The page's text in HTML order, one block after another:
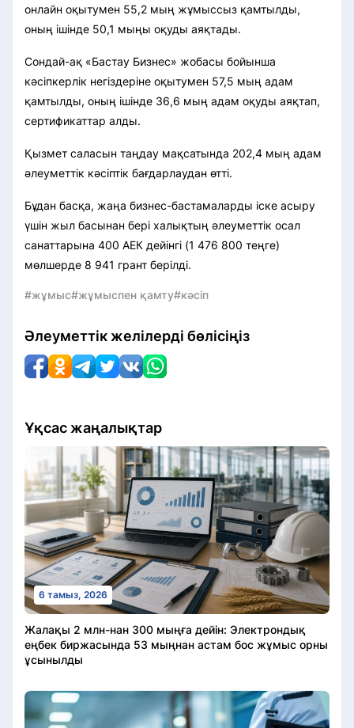
онлайн оқытумен 55,2 мың жұмыссыз қамтылды,
оның ішінде 50,1 мыңы оқуды аяқтады.
Сондай-ақ «Бастау Бизнес» жобасы бойынша
кәсіпкерлік негіздеріне оқытумен 57,5 мың адам
қамтылды, оның ішінде 36,6 мың адам оқуды аяқтап,
сертификаттар алды.
Қызмет саласын таңдау мақсатында 202,4 мың адам
әлеуметтік кәсіптік бағдарлаудан өтті.
Бұдан басқа, жаңа бизнес-бастамаларды іске асыру
үшін жыл басынан бері халықтың әлеуметтік осал
санаттарына 400 АЕК дейінгі (1 476 800 теңге)
мөлшерде 8 941 грант берілді.
#жұмыс#жұмыспен қамту#кәсіп
Әлеуметтік желілерді бөлісіңіз
Ұқсас жаңалықтар
6 тамыз, 2026
Жалақы 2 млн-нан 300 мыңға дейін: Электрондық
еңбек биржасында 53 мыңнан астам бос жұмыс орны
ұсынылды